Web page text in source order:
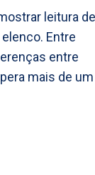
leitura de
Entre
entre
mais de um